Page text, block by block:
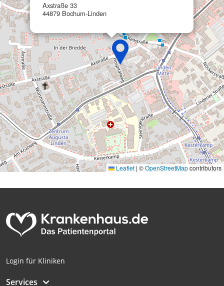
Axstraße 33
44879 Bochum-Linden
Leaflet | ©OpenStreetMapcontributors
Login für Kliniken
Services